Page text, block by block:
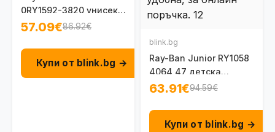
0RY1592-3820 унисекс
6-8 г.
57.09€86.92€
Купи от blink.bg →
blink.bg
Ray-Ban Junior RY1058
4064 47 детска
унисекс рамка за 8-
63.91€94.59€
Купи от blink.bg →